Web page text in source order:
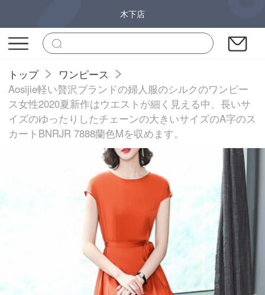
木下店
トップ
ワンピース
Aosijie軽い贅沢ブランドの婦人服のシルクのワンピー
ス女性2020夏新作はウエストが細く見える中、長いサ
イズのゆったりしたチェーンの大きいサイズのA字のス
カートBNRJR 7888蘭色Mを収めます。